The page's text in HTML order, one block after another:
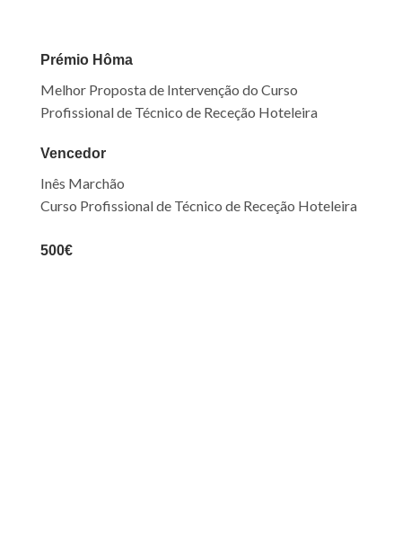
Prémio Hôma
Melhor Proposta de Intervenção do Curso
Profissional de Técnico de Receção Hoteleira
Vencedor
Inês Marchão
Curso Profissional de Técnico de Receção Hoteleira
500€